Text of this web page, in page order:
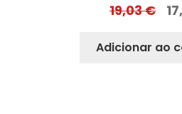
19,03€
Adicionar ao